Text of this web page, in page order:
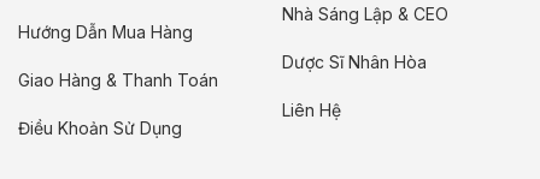
Hướng Dẫn Mua Hàng
Giao Hàng & Thanh Toán
Điều Khoản Sử Dụng
Nhà Sáng Lập & CEO
Dược Sĩ Nhân Hòa
Liên Hệ